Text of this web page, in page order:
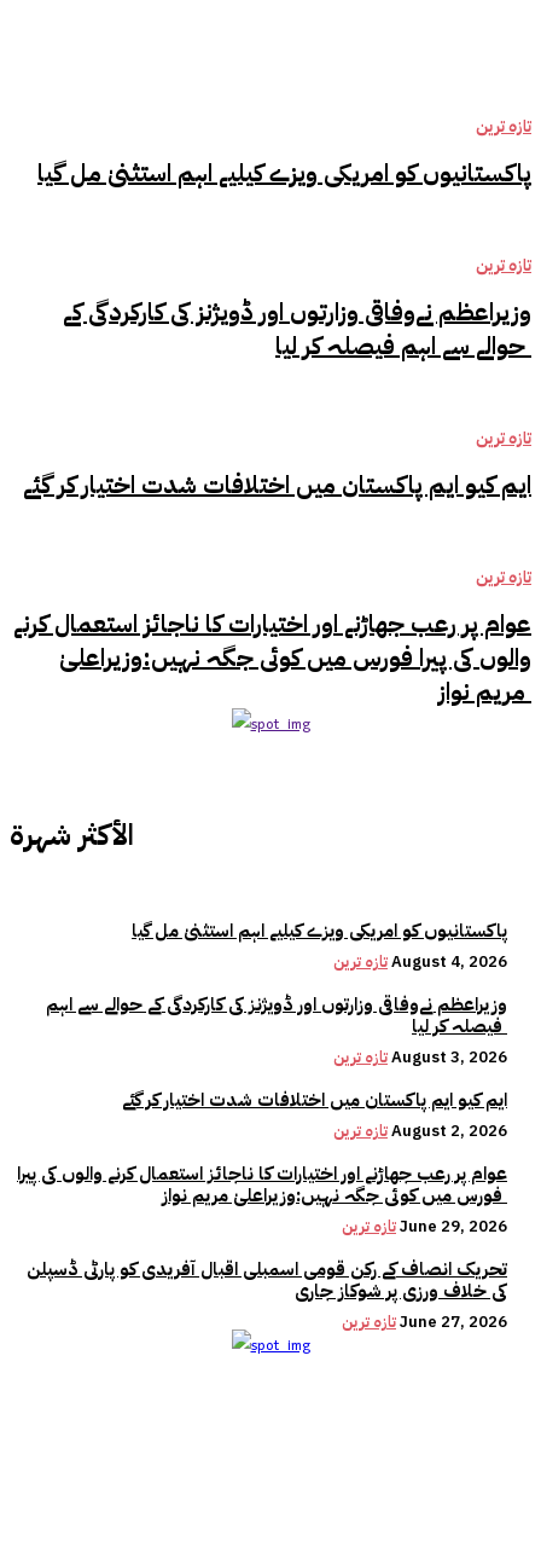
تازہ ترین
پاکستانیوں کو امریکی ویزے کیلیے اہم استثنیٰ مل گیا
تازہ ترین
وزیراعظم نےوفاقی وزارتوں اور ڈویژنز کی کارکردگی کے
حوالے سے اہم فیصلہ کر لیا
تازہ ترین
ایم کیو ایم پاکستان میں اختلافات شدت اختیار کر گئے
تازہ ترین
عوام پر رعب جھاڑنے اور اختیارات کا ناجائز استعمال کرنے
والوں کی پیرا فورس میں کوئی جگہ نہیں:وزیراعلیٰ
مریم نواز
الأكثر شهرة
پاکستانیوں کو امریکی ویزے کیلیے اہم استثنیٰ مل گیا
تازہ ترینAugust 4, 2026
وزیراعظم نےوفاقی وزارتوں اور ڈویژنز کی کارکردگی کے حوالے سے اہم
تازہ ترینAugust 3, 2026
ایم کیو ایم پاکستان میں اختلافات شدت اختیار کر گئے
تازہ ترینAugust 2, 2026
عوام پر رعب جھاڑنے اور اختیارات کا ناجائز استعمال کرنے والوں کی پیرا
تازہ ترینJune 29, 2026
تحریک انصاف کے رکن قومی اسمبلی اقبال آفریدی کو پارٹی ڈسپلن
کی خلاف ورزی پر شوکاز جاری
تازہ ترینJune 27, 2026